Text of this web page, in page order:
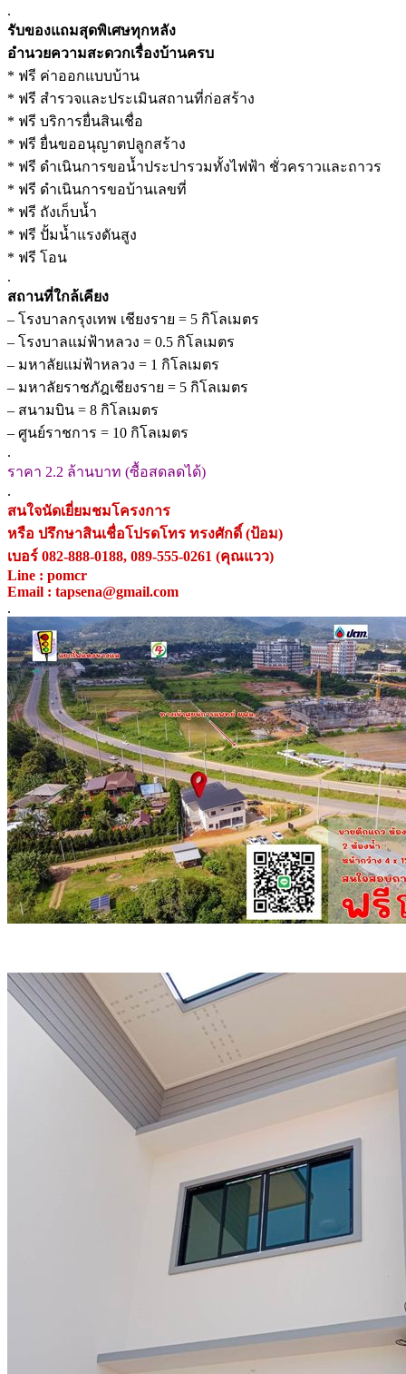
.
รับของแถมสุดพิเศษทุกหลัง
อำนวยความสะดวกเรื่องบ้านครบ
* ฟรี ค่าออกแบบบ้าน
* ฟรี สำรวจและประเมินสถานที่ก่อสร้าง
* ฟรี บริการยื่นสินเชื่อ
* ฟรี ยื่นขออนุญาตปลูกสร้าง
* ฟรี ดำเนินการขอน้ำประปารวมทั้งไฟฟ้า ชั่วคราวและถาวร
* ฟรี ดำเนินการขอบ้านเลขที่
* ฟรี ถังเก็บน้ำ
* ฟรี ปั้มน้ำแรงดันสูง
* ฟรี โอน
.
สถานที่ใกล้เคียง
– โรงบาลกรุงเทพ เชียงราย = 5 กิโลเมตร
– โรงบาลแม่ฟ้าหลวง = 0.5 กิโลเมตร
– มหาลัยแม่ฟ้าหลวง = 1 กิโลเมตร
– มหาลัยราชภัฎเชียงราย = 5 กิโลเมตร
– สนามบิน = 8 กิโลเมตร
– ศูนย์ราชการ = 10 กิโลเมตร
.
ราคา 2.2 ล้านบาท (ซื้อสดลดได้)
.
สนใจนัดเยี่ยมชมโครงการ
หรือ ปรึกษาสินเชื่อโปรดโทร ทรงศักดิ์ (ป้อม)
เบอร์ 082-888-0188, 089-555-0261 (คุณแวว)
Line : pomcr
Email : tapsena@gmail.com
.